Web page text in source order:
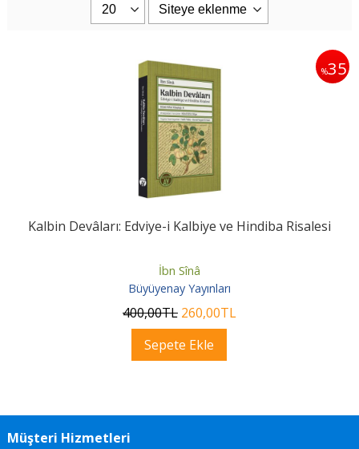
%35
Kalbin Devâları: Edviye-i Kalbiye ve Hindiba Risalesi
İbn Sînâ
Büyüyenay Yayınları
400,00TL 260,00TL
Sepete Ekle
Müşteri Hizmetleri